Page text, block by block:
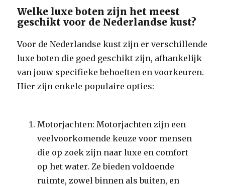
Welke luxe boten zijn het meest
geschikt voor de Nederlandse kust?
Voor de Nederlandse kust zijn er verschillende
luxe boten die goed geschikt zijn, afhankelijk
van jouw specifieke behoeften en voorkeuren.
Hier zijn enkele populaire opties:
Motorjachten: Motorjachten zijn een
veelvoorkomende keuze voor mensen
die op zoek zijn naar luxe en comfort
op het water. Ze bieden voldoende
ruimte, zowel binnen als buiten, en